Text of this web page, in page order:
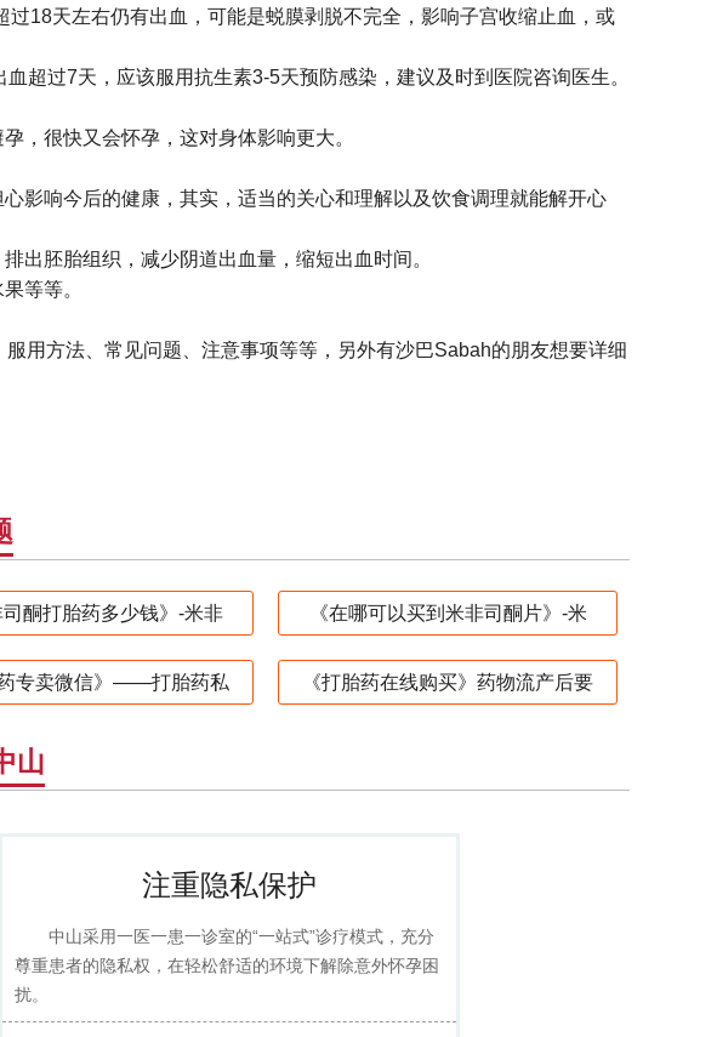
18天左右仍有出血，可能是蜕膜剥脱不完全，影响子宫收缩止血，或
超过7天，应该服用抗生素3-5天预防感染，建议及时到医院咨询医生。
，很快又会怀孕，这对身体影响更大。
影响今后的健康，其实，适当的关心和理解以及饮食调理就能解开心
出胚胎组织，减少阴道出血量，缩短出血时间。
等等。
用方法、常见问题、注意事项等等，另外有沙巴Sabah的朋友想要详细
司酮打胎药多少钱》-米非 《在哪可以买到米非司酮片》-米
药专卖微信》——打胎药私 《打胎药在线购买》药物流产后要
山
注重隐私保护
中山采用一医一患一诊室的“一站式”诊疗模式，充分
尊重患者的隐私权，在轻松舒适的环境下解除意外怀孕困
扰。